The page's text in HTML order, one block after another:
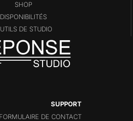
SHOP
DISPONIBILITÉS
DE STUDIO
SUPPORT
FORMULAIRE DE CONTACT